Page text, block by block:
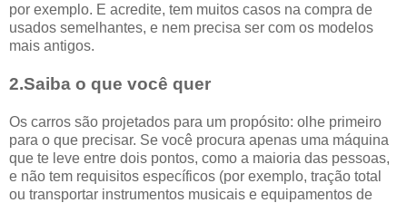
por exemplo. E acredite, tem muitos casos na compra de
usados semelhantes, e nem precisa ser com os modelos
mais antigos.
2.Saiba o que você quer
Os carros são projetados para um propósito: olhe primeiro
para o que precisar. Se você procura apenas uma máquina
que te leve entre dois pontos, como a maioria das pessoas,
e não tem requisitos específicos (por exemplo, tração total
ou transportar instrumentos musicais e equipamentos de